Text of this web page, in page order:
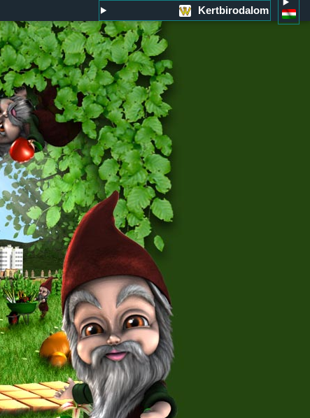
Kertbirodalom